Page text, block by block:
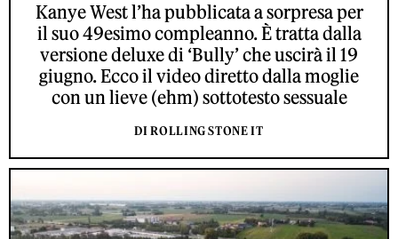
Kanye West l’ha pubblicata a sorpresa per
il suo 49esimo compleanno. È tratta dalla
versione deluxe di ‘Bully’ che uscirà il 19
giugno. Ecco il video diretto dalla moglie
con un lieve (ehm) sottotesto sessuale
DI ROLLING STONE IT